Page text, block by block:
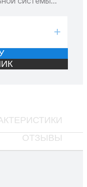
закаленной
расположенные
+
ОТЗЫВЫ